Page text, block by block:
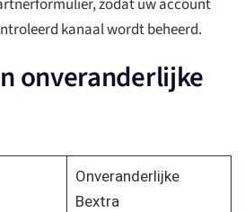
zodat uw account
kanaal wordt beheerd.
onveranderlijke
Onveranderlijke
Bextra